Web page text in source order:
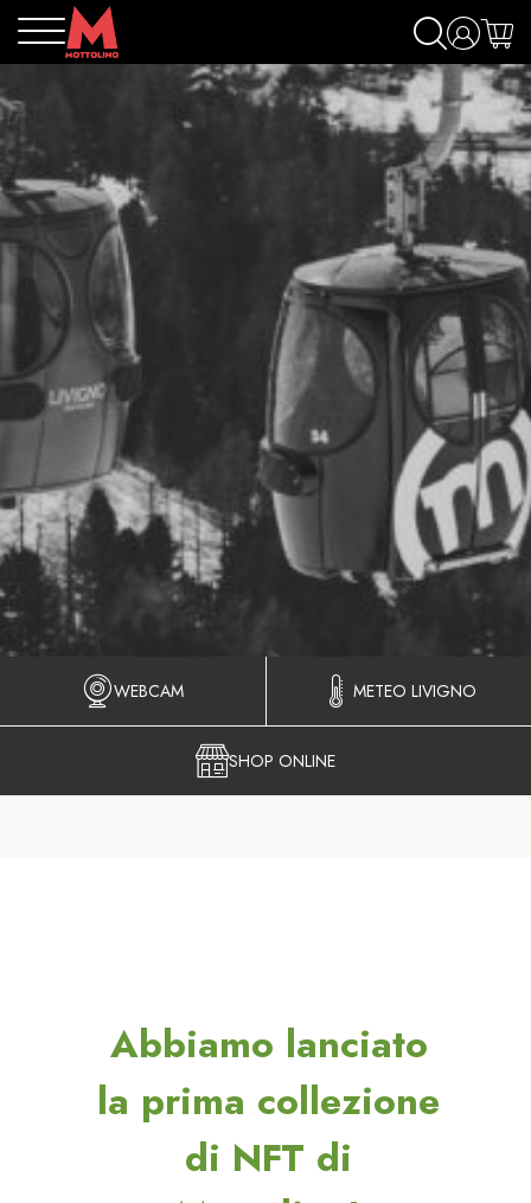
WEBCAM METEO LIVIGNO
SHOP ONLINE
Abbiamo lanciato
la prima collezione
di NFT di